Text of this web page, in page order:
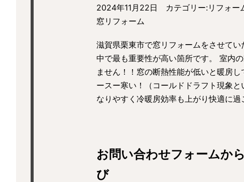
2024年11月22日 カテゴリー:リフォー
窓リフォーム
滋賀県栗東市で窓リフォームをさせて
中で最も重要性が高い箇所です。 室内
ません！！窓の断熱性能が低いと暖房
ースー寒い！（コールドドラフト現象
なりやすく冷暖房効率も上がり快適に過
お問い合わせフォームか
び